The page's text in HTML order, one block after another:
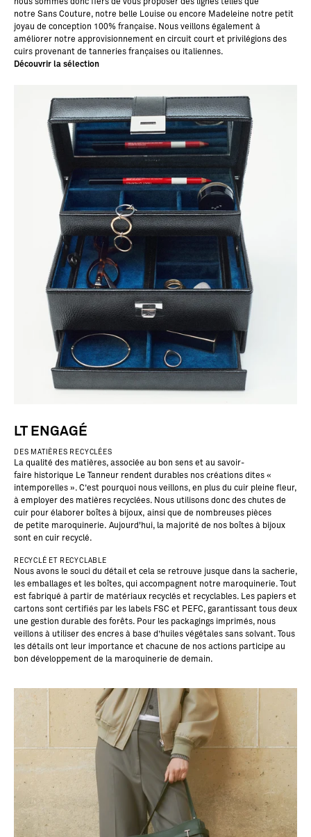
nous sommes donc fiers de vous proposer des lignes telles que
notre Sans Couture, notre belle Louise ou encore Madeleine notre petit
joyau de conception 100% française. Nous veillons également à
améliorer notre approvisionnement en circuit court et privilégions des
cuirs provenant de tanneries françaises ou italiennes.
Découvrir la sélection
LT ENGAGÉ
DES MATIÈRES RECYCLÉES
La qualité des matières, associée au bon sens et au savoir-
faire historique Le Tanneur rendent durables nos créations dites «
intemporelles ». C’est pourquoi nous veillons, en plus du cuir pleine fleur,
à employer des matières recyclées. Nous utilisons donc des chutes de
cuir pour élaborer boîtes à bijoux, ainsi que de nombreuses pièces
de petite maroquinerie. Aujourd'hui, la majorité de nos boîtes à bijoux
sont en cuir recyclé.
RECYCLÉ ET RECYCLABLE
Nous avons le souci du détail et cela se retrouve jusque dans la sacherie,
les emballages et les boîtes, qui accompagnent notre maroquinerie. Tout
est fabriqué à partir de matériaux recyclés et recyclables. Les papiers et
cartons sont certifiés par les labels FSC et PEFC, garantissant tous deux
une gestion durable des forêts. Pour les packagings imprimés, nous
veillons à utiliser des encres à base d’huiles végétales sans solvant. Tous
les détails ont leur importance et chacune de nos actions participe au
bon développement de la maroquinerie de demain.